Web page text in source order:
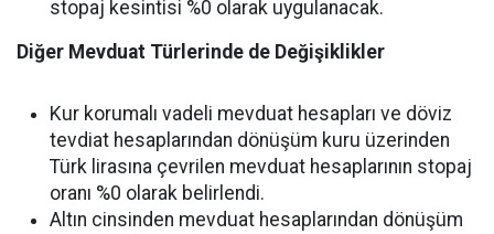
stopaj kesintisi %0 olarak uygulanacak.
Diğer Mevduat Türlerinde de Değişiklikler
Kur korumalı vadeli mevduat hesapları ve döviz
tevdiat hesaplarından dönüşüm kuru üzerinden
Türk lirasına çevrilen mevduat hesaplarının stopaj
oranı %0 olarak belirlendi.
Altın cinsinden mevduat hesaplarından dönüşüm